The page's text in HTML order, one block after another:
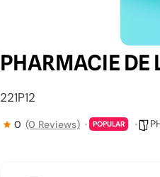
PHARMACIE DE
221P12
0 (0 Reviews) POPULAR